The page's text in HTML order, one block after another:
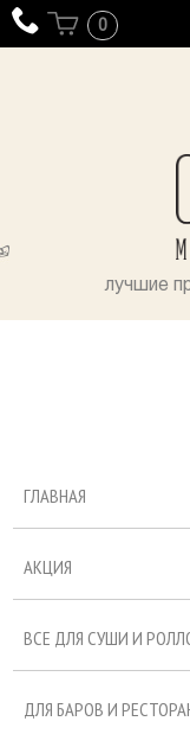
0
лучшие
ГЛАВНАЯ
АКЦИЯ
ВСЕ ДЛЯ СУШИ И
ДЛЯ БАРОВ И